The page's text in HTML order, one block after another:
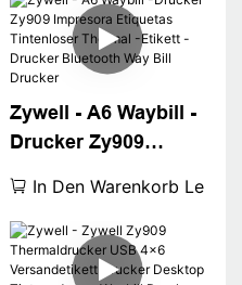
Versandbezeichnun
g Drucker Desktop 4
"Etikettendrucker
Zywell - A6 Waybill -
Drucker Zy909
Tintenloser Thermal
-Etikett -Drucker
Bluetooth Way Bill
In Den Warenkorb Legen